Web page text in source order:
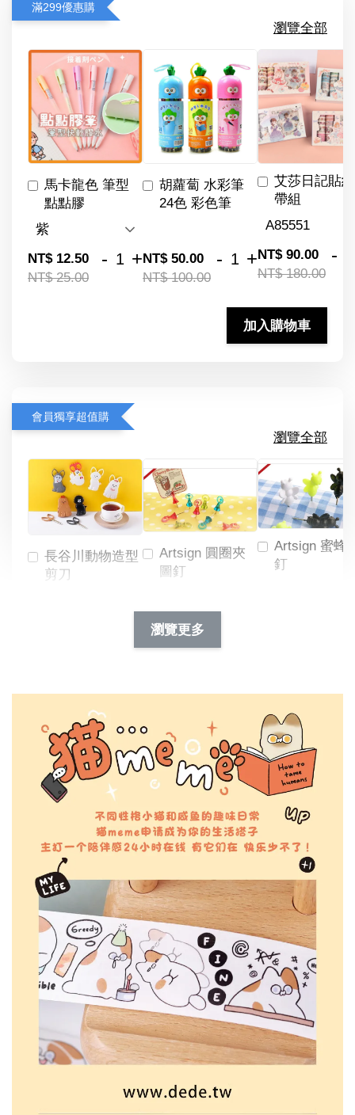
滿299優惠購
瀏覽全部
馬卡龍色 筆型
點點膠
NT$ 12.50
NT$ 25.00
- +
胡蘿蔔 水彩筆
24色 彩色筆
NT$ 50.00
NT$ 100.00
- +
艾莎日記貼
帶組
NT$ 90.00
NT$ 180.00
-
加入購物車
會員獨享超值購
瀏覽全部
長谷川動物造型
剪刀
Artsign 圓圈夾
圖釘
NT$ 19.00
NT$ 66.00
Artsign 蜜蜂
釘
加入購物車
瀏覽更多